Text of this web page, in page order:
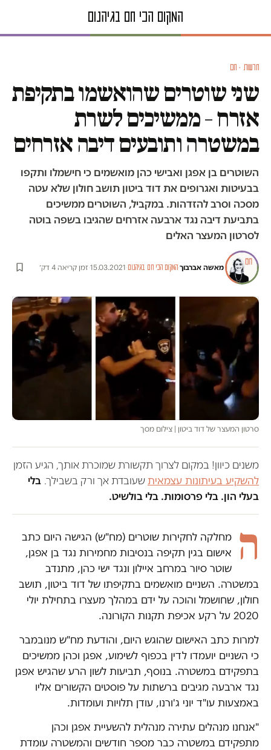
חדשות · חם
שני שוטרים שהואשמו בתקיפת
אזרח – ממשיכים לשרת
במשטרה ותובעים דיבה אזרחים
השוטרים בן אפגן ואבישי כהן מואשמים כי חישמלו ותקפו
בבעיטות ואגרופים את דוד ביטון תושב חולון שלא עטה
מסכה וסרב להזדהות. במקביל, השוטרים ממשיכים
בתביעת דיבה נגד ארבעה אזרחים שהגיבו בשפה בוטה
לסרטון המעצר האלים
מאשה אברבוך·המקום הכי חם בגיהנום·
15.03.2021
·זמן קריאה 4 דק׳
סרטון המעצר של דוד ביטון | צילום מסך
משנים כיוון! במקום לצרוך תקשורת שמוכרת אותך, הגיע הזמן
להשקיע בעיתונות עצמאיתשעובדת אך ורק בשבילך. בלי
בעלי הון. בלי פרסומות. בלי בולשיט.
ה מחלקה לחקירות שוטרים (מח"ש) הגישה היום כתב
אישום בגין תקיפה בנסיבות מחמירות נגד בן אפגן,
שוטר סיור במרחב איילון ונגד ישי כהן, מתנדב
במשטרה. השניים מואשמים בתקיפתו של דוד ביטון, תושב
חולון, שחושמל והוכה על ידם במהלך מעצרו בתחילת יולי
2020 על רקע אכיפת תקנות הקורונה.
למרות כתב האישום שהוגש היום, והודעת מח"ש מנובמבר
כי השניים יועמדו לדין בכפוף לשימוע, אפגן וכהן ממשיכים
בתפקידם במשטרה. בנוסף, תביעות לשון הרע שהגיש אפגן
נגד ארבעה מגיבים ברשתות על פוסטים הקשורים אליו
באמצעות עו"ד יוני ג'ורנו, עודן תלויות ועומדות.
"אנחנו מנהלים עתירה מנהלית להשעיית אפגן וכהן
מתפקידם במשטרה כבר מספר חודשים והמשטרה עומדת